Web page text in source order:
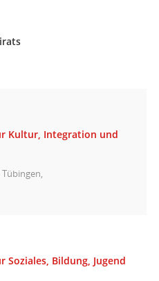
Kultur, Integration und
Soziales, Bildung, Jugend